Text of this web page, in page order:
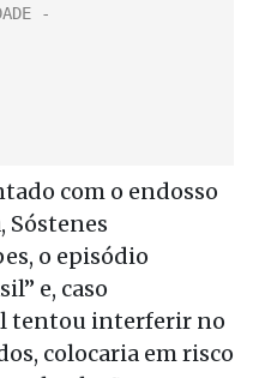
com o endosso
Sóstenes
o episódio
e, caso
tentou interferir no
colocaria em risco